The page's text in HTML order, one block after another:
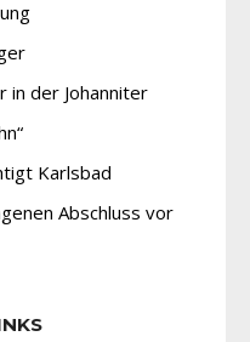
in der Johanniter
Karlsbad
Abschluss vor